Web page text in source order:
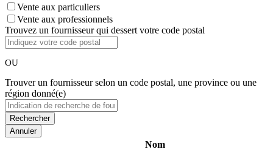
Vente aux particuliers
Vente aux professionnels
Trouvez un fournisseur qui dessert votre code postal
OU
Trouver un fournisseur selon un code postal, une province ou une
région donné(e)
Annuler
Nom